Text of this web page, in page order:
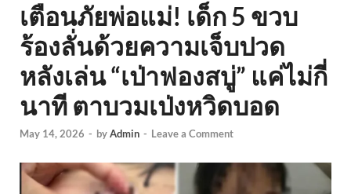
เตือนภัยพ่อแม่! เด็ก 5 ขวบ
ร้องลั่นด้วยความเจ็บปวด
หลังเล่น “เป่าฟองสบู่” แค่ไม่กี่
นาที ตาบวมเป่งหวิดบอด
May 14, 2026 - byAdmin - Leave a Comment